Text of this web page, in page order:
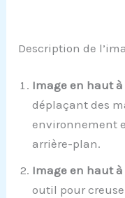
Description de
Image en haut
déplaçant des
environnement
arrière-plan.
Image en haut à
outil pour